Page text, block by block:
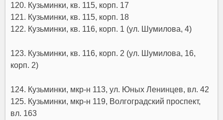
120. Кузьминки, кв. 115, корп. 17
121. Кузьминки, кв. 115, корп. 18
122. Кузьминки, кв. 116, корп. 1 (ул. Шумилова, 4)
123. Кузьминки, кв. 116, корп. 2 (ул. Шумилова, 16,
корп. 2)
124. Кузьминки, мкр-н 113, ул. Юных Ленинцев, вл. 42
125. Кузьминки, мкр-н 119, Волгоградский проспект,
вл. 163